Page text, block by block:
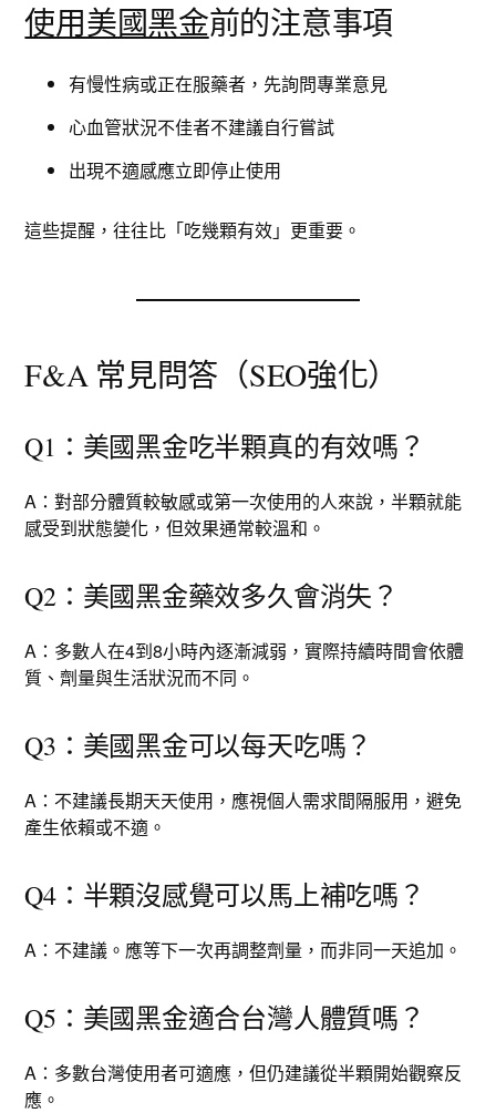
使用美國黑金前的注意事項
有慢性病或正在服藥者，先詢問專業意見
心血管狀況不佳者不建議自行嘗試
出現不適感應立即停止使用
這些提醒，往往比「吃幾顆有效」更重要。
F&A 常見問答（SEO強化）
Q1：美國黑金吃半顆真的有效嗎？
A：對部分體質較敏感或第一次使用的人來說，半顆就能
感受到狀態變化，但效果通常較溫和。
Q2：美國黑金藥效多久會消失？
A：多數人在4到8小時內逐漸減弱，實際持續時間會依體
質、劑量與生活狀況而不同。
Q3：美國黑金可以每天吃嗎？
A：不建議長期天天使用，應視個人需求間隔服用，避免
產生依賴或不適。
Q4：半顆沒感覺可以馬上補吃嗎？
A：不建議。應等下一次再調整劑量，而非同一天追加。
Q5：美國黑金適合台灣人體質嗎？
A：多數台灣使用者可適應，但仍建議從半顆開始觀察反
應。